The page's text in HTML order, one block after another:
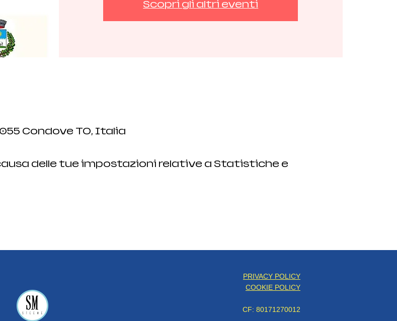
Scopri gli altri eventi
Condove TO, Italia
delle tue impostazioni relative a Statistiche e
PRIVACY POLICY
COOKIE POLICY
CF: 80171270012